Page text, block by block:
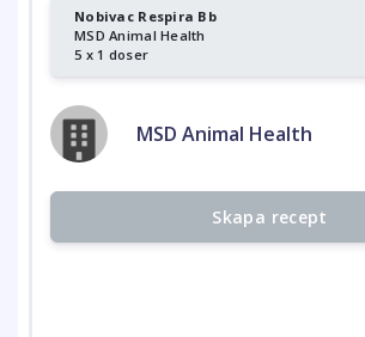
Nobivac Respira Bb
MSD Animal Health
5 x 1 doser
MSD Animal Health
Skapa recept